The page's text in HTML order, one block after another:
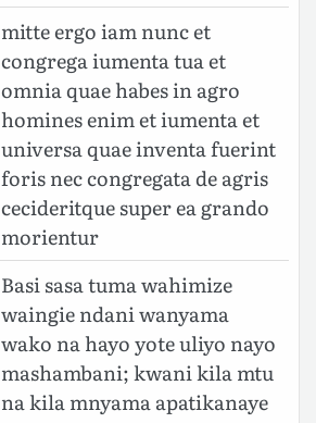
mitte ergo iam nunc et
congrega iumenta tua et
omnia quae habes in agro
homines enim et iumenta et
universa quae inventa fuerint
foris nec congregata de agris
cecideritque super ea grando
morientur
Basi sasa tuma wahimize
waingie ndani wanyama
wako na hayo yote uliyo nayo
mashambani; kwani kila mtu
na kila mnyama apatikanaye